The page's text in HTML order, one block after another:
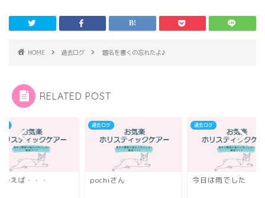
HOME 過去ログ 題名を書くの忘れたよ♪
RELATED POST
えば・・・
過去ログ
pochiさん
過去ログ
今日は雨でした